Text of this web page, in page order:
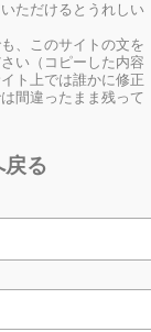
ただけるとうれしい
、このサイトの文を
い（コピーした内容
ト上では誰かに修正
間違ったまま残って
戻る